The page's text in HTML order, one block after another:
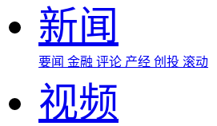
新闻
要闻 金融 评论 产经 创投 滚动
视频